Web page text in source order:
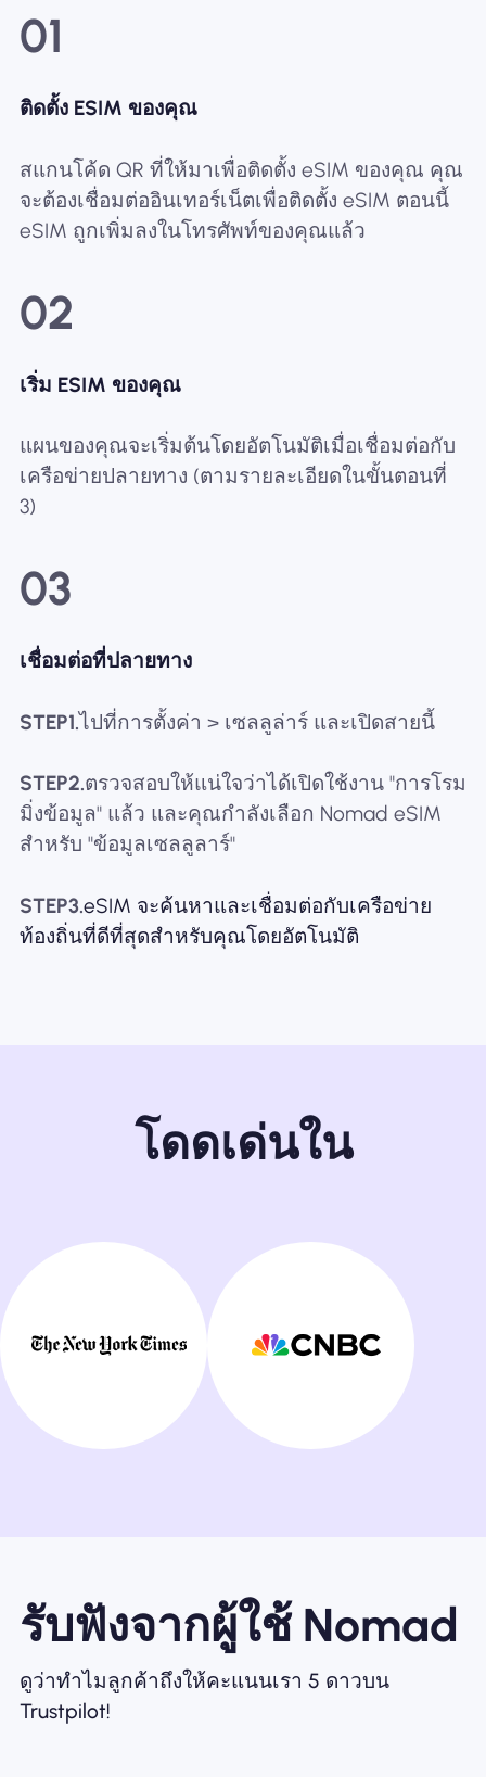
01
ติดตั้ง ESIM ของคุณ
สแกนโค้ด QR ที่ให้มาเพื่อติดตั้ง eSIM ของคุณ คุณ
จะต้องเชื่อมต่ออินเทอร์เน็ตเพื่อติดตั้ง eSIM ตอนนี้
eSIM ถูกเพิ่มลงในโทรศัพท์ของคุณแล้ว
02
เริ่ม ESIM ของคุณ
แผนของคุณจะเริ่มต้นโดยอัตโนมัติเมื่อเชื่อมต่อกับ
เครือข่ายปลายทาง (ตามรายละเอียดในขั้นตอนที่
3)
03
เชื่อมต่อที่ปลายทาง
STEP1.ไปที่การตั้งค่า > เซลลูล่าร์ และเปิดสายนี้
STEP2.ตรวจสอบให้แน่ใจว่าได้เปิดใช้งาน "การโรม
มิ่งข้อมูล" แล้ว และคุณกำลังเลือก Nomad eSIM
สำหรับ "ข้อมูลเซลลูลาร์"
STEP3.eSIM จะค้นหาและเชื่อมต่อกับเครือข่าย
ท้องถิ่นที่ดีที่สุดสำหรับคุณโดยอัตโนมัติ
โดดเด่นใน
รับฟังจากผู้ใช้ Nomad
ดูว่าทำไมลูกค้าถึงให้คะแนนเรา 5 ดาวบน
Trustpilot!